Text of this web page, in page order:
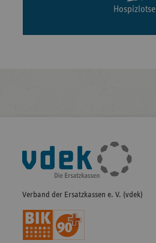
Hospizlotse
Fußleisten-
Navigation
Verband der Ersatzkassen e. V. (vdek)